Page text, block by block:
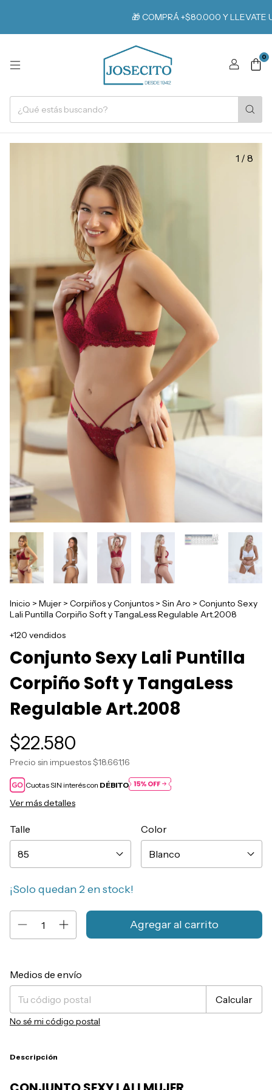
🎁 COMPRÁ +$80.000 Y LLEVATE UN
0
1 / 8
Inicio > Mujer > Corpiños y Conjuntos > Sin Aro > Conjunto Sexy
Lali Puntilla Corpiño Soft y TangaLess Regulable Art.2008
+120 vendidos
Conjunto Sexy Lali Puntilla
Corpiño Soft y TangaLess
Regulable Art.2008
$22.580
Precio sin impuestos$18.661,16
Cuotas SIN interés con DÉBITO
Ver más detalles
Talle Color
¡Solo quedan 2en stock!
Entregas para el CP:
Medios de envío
Calcular
No sé mi código postal
Descripción